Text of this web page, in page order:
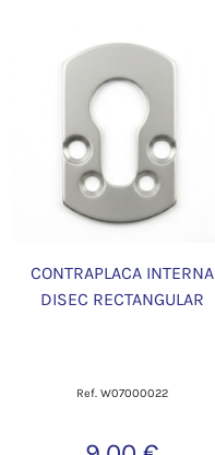
CONTRAPLACA INTERNA
DISEC RECTANGULAR
Ref. W07000022